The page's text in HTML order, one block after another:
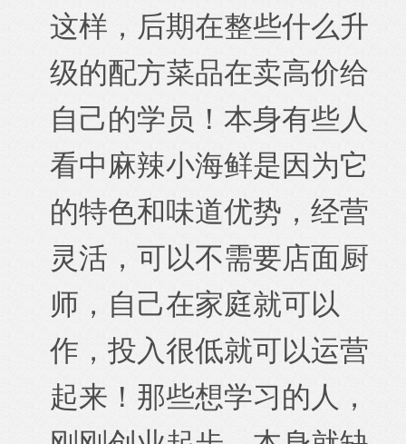
这样，后期在整些什么升
级的配方菜品在卖高价给
自己的学员！本身有些人
看中麻辣小海鲜是因为它
的特色和味道优势，经营
灵活，可以不需要店面厨
师，自己在家庭就可以
作，投入很低就可以运营
起来！那些想学习的人，